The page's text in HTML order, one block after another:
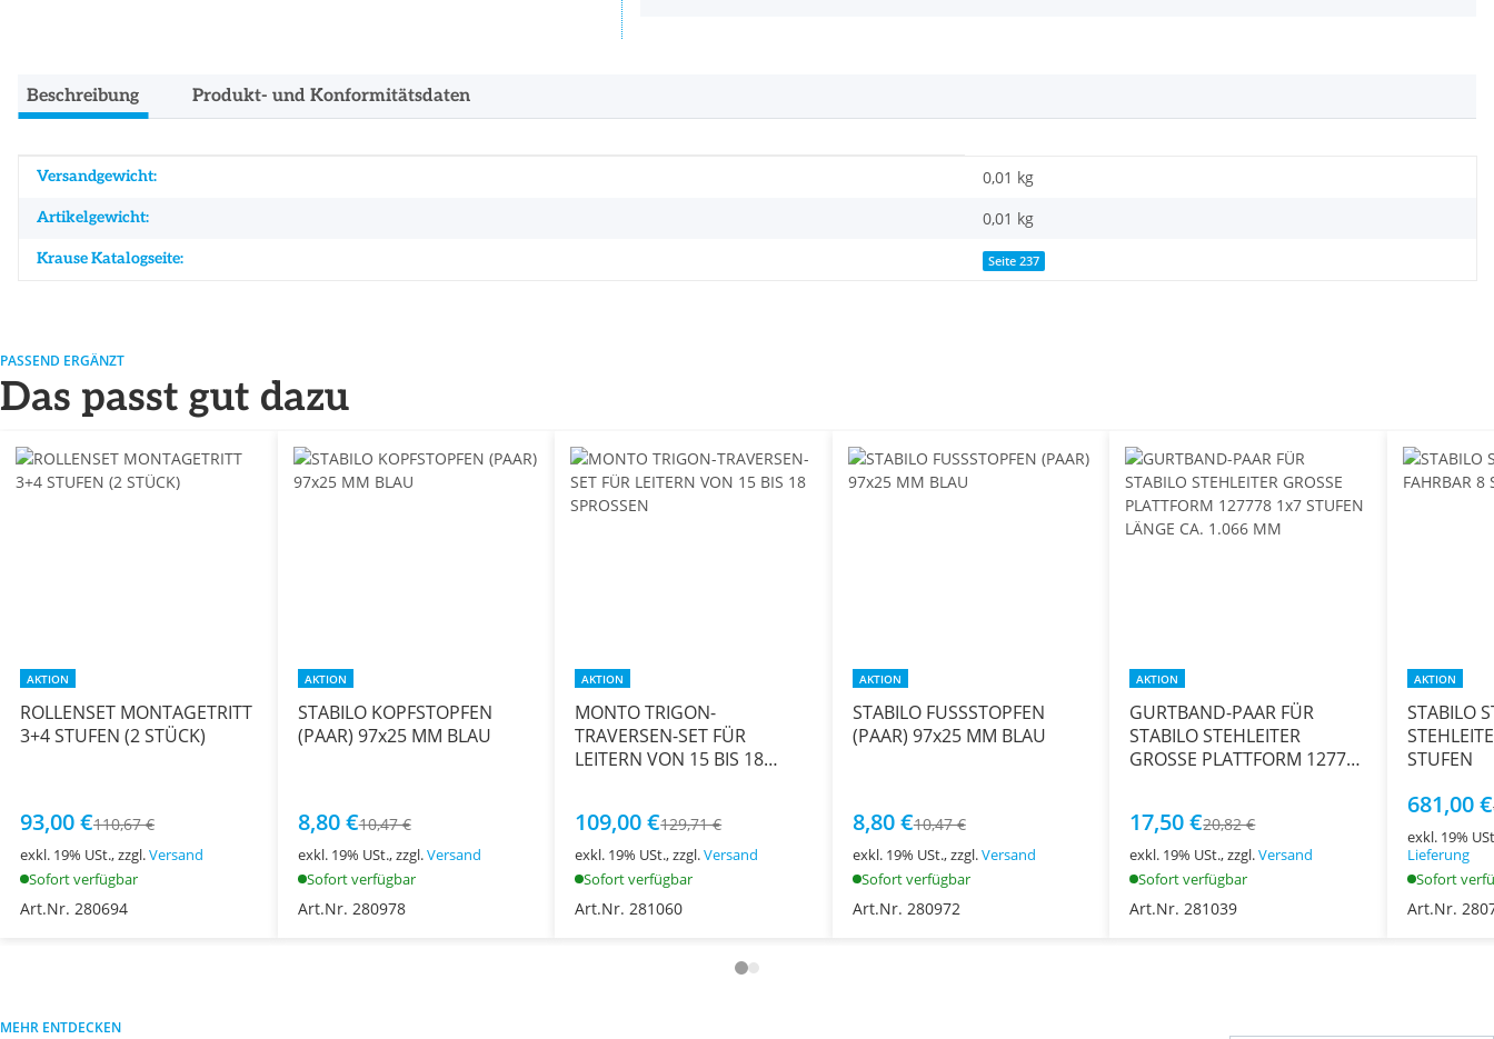
Beschreibung Produkt- und Konformitätsdaten
Produkteigenschaft
Wert
Versandgewicht: 0,01 kg
Artikelgewicht: 0,01 kg
Krause Katalogseite: Seite 237
PASSEND ERGÄNZT
Das passt gut dazu
AKTION
ROLLENSET MONTAGETRITT
3+4 STUFEN (2 STÜCK)
93,00 €110,67 €
exkl. 19% USt., zzgl.Versand
Sofort verfügbar
Art.Nr. 280694
AKTION
STABILO KOPFSTOPFEN
(PAAR) 97x25 MM BLAU
8,80 €10,47 €
exkl. 19% USt., zzgl.Versand
Sofort verfügbar
Art.Nr. 280978
AKTION
MONTO TRIGON-
TRAVERSEN-SET FÜR
LEITERN VON 15 BIS 18
109,00 €129,71 €
exkl. 19% USt., zzgl.Versand
Sofort verfügbar
Art.Nr. 281060
AKTION
STABILO FUSSSTOPFEN
(PAAR) 97x25 MM BLAU
8,80 €10,47 €
exkl. 19% USt., zzgl.Versand
Sofort verfügbar
Art.Nr. 280972
AKTION
GURTBAND-PAAR FÜR
STABILO STEHLEITER
GROSSE PLATTFORM 127778
17,50 €20,82 €
exkl. 19% USt., zzgl.Versand
Sofort verfügbar
Art.Nr. 281039
AKTION
STABILO
STUFEN
681,00 €
exkl. 19%
Lieferung
Sofort
Art.Nr.
MEHR ENTDECKEN